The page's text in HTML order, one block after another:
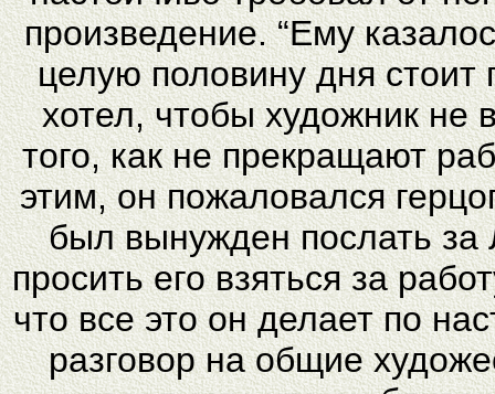
произведение. “Ему
целую половину дня
хотел, чтобы художник не
того, как не прекращают
этим, он пожаловался
был вынужден послать
просить его взяться за
что все это он делает по
разговор на общие